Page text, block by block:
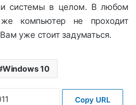
системы в целом. В любом
компьютер не проходит
уже стоит задуматься.
Windows 10
Copy URL